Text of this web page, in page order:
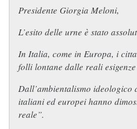
Presidente Giorgia Meloni,
L’esito delle urne è stato
In Italia, come in Europa, i
folli lontane dalle reali
Dall’ambientalismo
italiani ed europei hanno
reale”.